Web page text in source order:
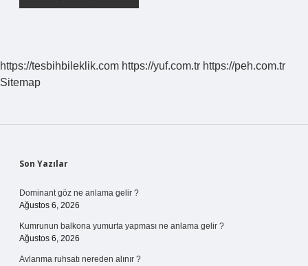
https://tesbihbileklik.com https://yuf.com.tr https://peh.com.tr
Sitemap
Sidebar
Son Yazılar
Dominant göz ne anlama gelir ?
Ağustos 6, 2026
Kumrunun balkona yumurta yapması ne anlama gelir ?
Ağustos 6, 2026
Avlanma ruhsatı nereden alınır ?